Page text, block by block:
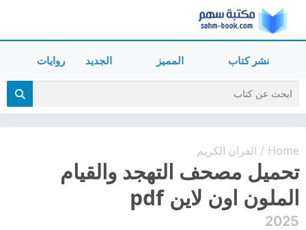
نشر كتاب المميز الجديد روايات
Home
/ القران الكريم
تحميل مصحف التهجد والقيام
الملون اون لاين pdf
2025